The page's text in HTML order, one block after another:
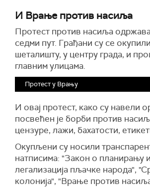
И Врање против насиља
Протест против насиља
седми пут. Грађани су се
шеталишту, у центру града, и
главним улицама.
Протест у Врању
И овај протест, како су навели
посвећен је борби против
цензуре, лажи, бахатости,
Окупљени су носили
натписима: "Закон о планирању
легализација пљачке народа",
колонија", "Врање против